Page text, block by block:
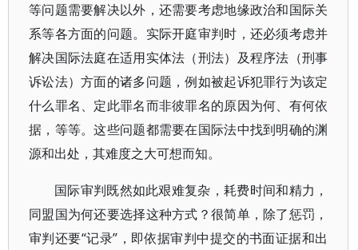
等问题需要解决以外，还需要考虑地缘政治和国际关
系等各方面的问题。实际开庭审判时，还必须考虑并
解决国际法庭在适用实体法（刑法）及程序法（刑事
诉讼法）方面的诸多问题，例如被起诉犯罪行为该定
什么罪名、定此罪名而非彼罪名的原因为何、有何依
据，等等。这些问题都需要在国际法中找到明确的渊
源和出处，其难度之大可想而知。
国际审判既然如此艰难复杂，耗费时间和精力，
同盟国为何还要选择这种方式？很简单，除了惩罚，
审判还要“记录”，即依据审判中提交的书面证据和出